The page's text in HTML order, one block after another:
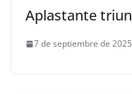
Aplastante
7 de septiembre de 2025